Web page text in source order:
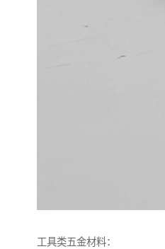
工具类五金材料：